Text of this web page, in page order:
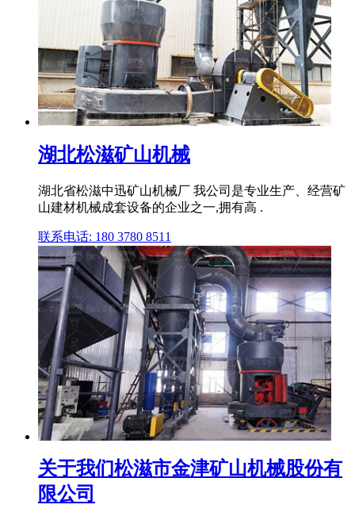
湖北松滋矿山机械
湖北省松滋中迅矿山机械厂 我公司是专业生产、经营矿
山建材机械成套设备的企业之一,拥有高 .
联系电话: 180 3780 8511
关于我们松滋市金津矿山机械股份有
限公司